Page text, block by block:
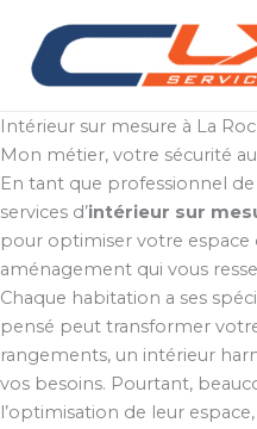
contenu
Intérieur sur mesure à La
Mon métier, votre sécurité
En tant que professionnel
services d’intérieur sur
pour optimiser votre espace
aménagement qui vous
Chaque habitation a ses
pensé peut transformer
rangements, un intérieur
vos besoins. Pourtant,
l’optimisation de leur